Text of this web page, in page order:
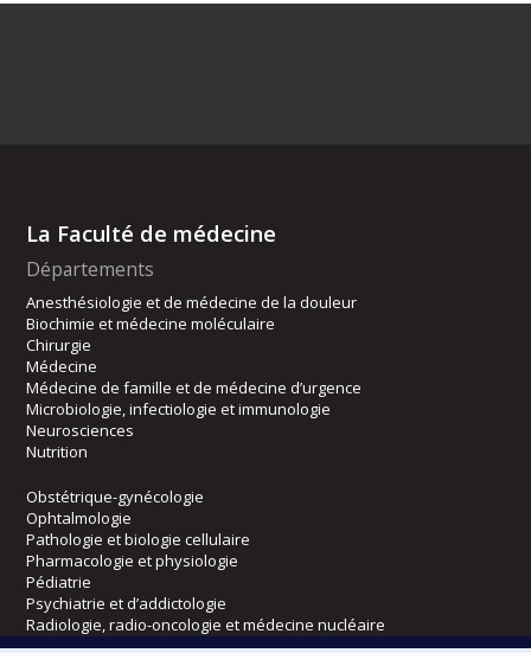
La Faculté de médecine
Départements
Anesthésiologie et de médecine de la douleur
Biochimie et médecine moléculaire
Chirurgie
Médecine
Médecine de famille et de médecine d’urgence
Microbiologie, infectiologie et immunologie
Neurosciences
Nutrition
Obstétrique-gynécologie
Ophtalmologie
Pathologie et biologie cellulaire
Pharmacologie et physiologie
Pédiatrie
Psychiatrie et d’addictologie
Radiologie, radio-oncologie et médecine nucléaire